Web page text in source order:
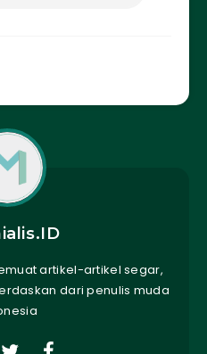
artikel-artikel segar,
dari penulis muda